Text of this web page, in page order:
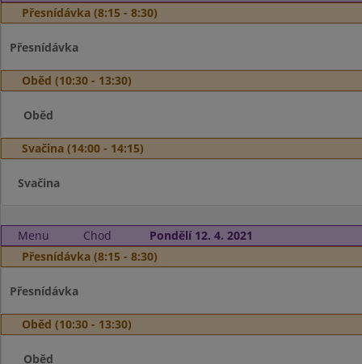
Přesnídávka (8:15 - 8:30)
Přesnídávka
Oběd (10:30 - 13:30)
Oběd
Svačina (14:00 - 14:15)
Svačina
Menu Chod
Pondělí 12. 4. 2021
Přesnídávka (8:15 - 8:30)
Přesnídávka
Oběd (10:30 - 13:30)
Oběd